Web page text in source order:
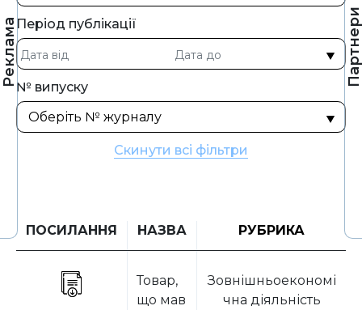
Реклама Партнери
Період публікації
№ випуску
Скинути всі фільтри
ПОСИЛАННЯ НАЗВА РУБРИКА
Товар,
що мав
Зовнішньоекономі
чна діяльність